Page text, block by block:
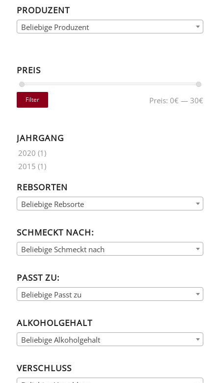
PRODUZENT
Beliebige Produzent
PREIS
Filter Preis:0€ —30€
JAHRGANG
2020 (1)
2015 (1)
REBSORTEN
Beliebige Rebsorte
SCHMECKT NACH:
Beliebige Schmeckt nach
PASST ZU:
Beliebige Passt zu
ALKOHOLGEHALT
Beliebige Alkoholgehalt
VERSCHLUSS